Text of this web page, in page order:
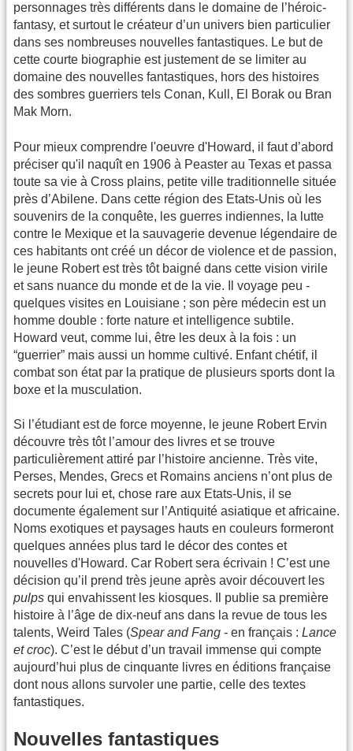
personnages très différents dans le domaine de l’héroic-
fantasy, et surtout le créateur d’un univers bien particulier
dans ses nombreuses nouvelles fantastiques. Le but de
cette courte biographie est justement de se limiter au
domaine des nouvelles fantastiques, hors des histoires
des sombres guerriers tels Conan, Kull, El Borak ou Bran
Mak Morn.
Pour mieux comprendre l'oeuvre d'Howard, il faut d’abord
préciser qu'il naquît en 1906 à Peaster au Texas et passa
toute sa vie à Cross plains, petite ville traditionnelle située
près d’Abilene. Dans cette région des Etats-Unis où les
souvenirs de la conquête, les guerres indiennes, la lutte
contre le Mexique et la sauvagerie devenue légendaire de
ces habitants ont créé un décor de violence et de passion,
le jeune Robert est très tôt baigné dans cette vision virile
et sans nuance du monde et de la vie. Il voyage peu -
quelques visites en Louisiane ; son père médecin est un
homme double : forte nature et intelligence subtile.
Howard veut, comme lui, être les deux à la fois : un
“guerrier” mais aussi un homme cultivé. Enfant chétif, il
combat son état par la pratique de plusieurs sports dont la
boxe et la musculation.
Si l’étudiant est de force moyenne, le jeune Robert Ervin
découvre très tôt l’amour des livres et se trouve
particulièrement attiré par l’histoire ancienne. Très vite,
Perses, Mendes, Grecs et Romains anciens n’ont plus de
secrets pour lui et, chose rare aux Etats-Unis, il se
documente également sur l’Antiquité asiatique et africaine.
Noms exotiques et paysages hauts en couleurs formeront
quelques années plus tard le décor des contes et
nouvelles d'Howard. Car Robert sera écrivain ! C’est une
décision qu’il prend très jeune après avoir découvert les
pulps qui envahissent les kiosques. Il publie sa première
histoire à l’âge de dix-neuf ans dans la revue de tous les
talents, Weird Tales (Spear and Fang - en français : Lance
et croc). C’est le début d’un travail immense qui compte
aujourd’hui plus de cinquante livres en éditions française
dont nous allons survoler une partie, celle des textes
fantastiques.
Nouvelles fantastiques